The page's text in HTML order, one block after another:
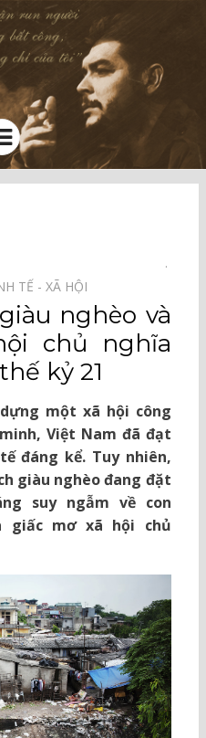
Menu
TẾ - XÃ HỘI⠀
nghèo và
chủ nghĩa
kỷ 21
một xã hội công
Việt Nam đã đạt
đáng kể. Tuy nhiên,
giàu nghèo đang đặt
suy ngẫm về con
giấc mơ xã hội chủ